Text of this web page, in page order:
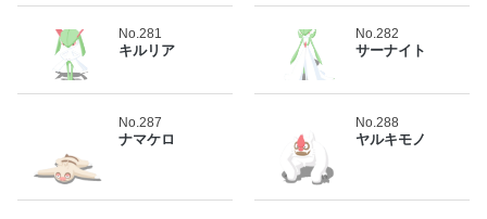
No.281
キルリア
No.282
サーナイト
No.287
ナマケロ
No.288
ヤルキモノ